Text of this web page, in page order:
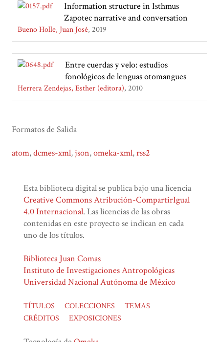
Information structure in Isthmus
Zapotec narrative and conversation
Bueno Holle, Juan José 2019
Entre cuerdas y velo: estudios
fonológicos de lenguas otomangues
Herrera Zendejas, Esther (editora) 2010
Formatos de Salida
atom,dcmes-xml, json,omeka-xml,rss2
Esta biblioteca digital se publica bajo una licencia
Creative Commons Atribución-CompartirIgual
4.0 Internacional. Las licencias de las obras
contenidas en este proyecto se indican en cada
uno de los títulos.
Biblioteca Juan Comas
Instituto de Investigaciones Antropológicas
Universidad Nacional Autónoma de México
TÍTULOS COLECCIONES
TEMAS
CRÉDITOS
EXPOSICIONES